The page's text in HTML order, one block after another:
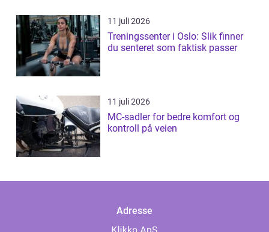
11 juli 2026
Treningssenter i Oslo: Slik finner
du senteret som faktisk passer
11 juli 2026
MC-sadler for bedre komfort og
kontroll på veien
Adresse